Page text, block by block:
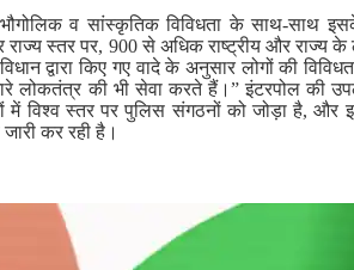
व सांस्कृतिक विविधता के साथ-साथ
राज्य स्तर पर, 900 से अधिक राष्ट्रीय और
द्वारा किए गए वादे के अनुसार लोगों की
लोकतंत्र की भी सेवा करते हैं।” इंटरपोल की
में विश्व स्तर पर पुलिस संगठनों को जोड़ा है,
कर रही है।